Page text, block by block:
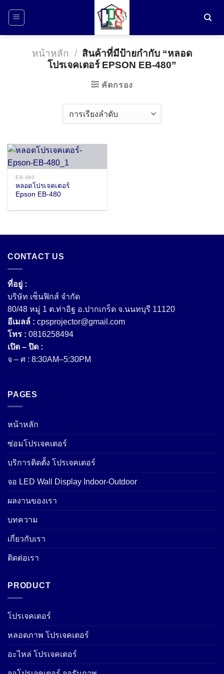
หน้าหลัก / สินค้าที่มีป้ายกำกับ “หลอด
โปรเจคเตอร์ EPSON EB-480”
คัดกรอง
EB-480
หลอดโปรเจคเตอร์
Epson EB-480
CONTACT US
ที่อยู่ :
บริษัท เซ็นฟิกส์ จํากัด
80/48 หมู่ 1 ต.ท่าอิฐ อ.ปากเกร็ด จ.นนทบุรี 11120
อีเมลล์ : cpsprojector@gmail.com
โทร : 0816258494
เปิด – ปิด :
จ – ศ : 8:30AM–5:30PM
PAGES
หน้าหลัก
ซ่อมโปรเจคเตอร์
บริการติดตั้ง โปรเจคเตอร์
จอ LED Wall Display Indoor-Outdoor
ผลงานของเรา
บทความ
เกี่ยวกับเรา
ติดต่อเรา
PRODUCT
โปรเจคเตอร์
หลอดภาพ โปรเจคเตอร์
อะไหล่ โปรเจคเตอร์